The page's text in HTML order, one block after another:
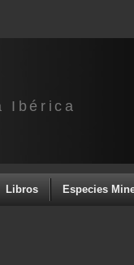
Ibérica
Libros Especies